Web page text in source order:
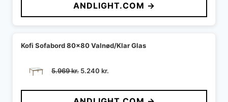
var:
9.995 kr..
er:
8.495 kr..
ANDLIGHT.COM →
Kofi Sofabord 80x80 Valnød/Klar Glas
5.969kr. Den
pris
5.240 kr.
pris